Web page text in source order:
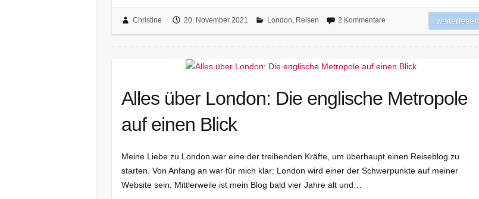
Christine 20. November 2021 London, Reisen 2 Kommentare weiterlesen
Alles über London: Die englische Metropole
auf einen Blick
Meine Liebe zu London war eine der treibenden Kräfte, um überhaupt einen Reiseblog zu
starten. Von Anfang an war für mich klar: London wird einer der Schwerpunkte auf meiner
Website sein. Mittlerweile ist mein Blog bald vier Jahre alt und…